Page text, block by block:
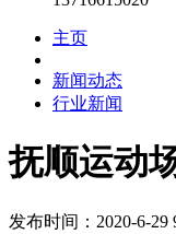
主页
新闻动态
行业新闻
抚顺运动
发布时间：2020-6-29